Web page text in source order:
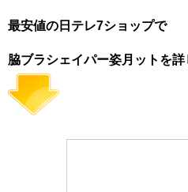
最安値の日テレ7ショップで
脇ブラシェイパー姿月ットを詳